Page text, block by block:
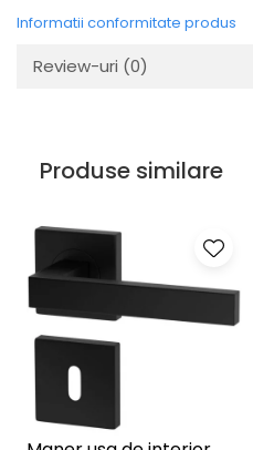
Informatii conformitate produs
Review-uri (0)
Produse similare